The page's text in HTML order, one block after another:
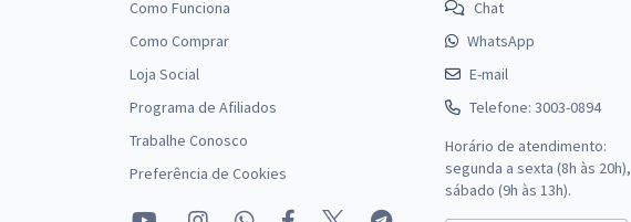
Como Funciona
Como Comprar
Loja Social
Programa de Afiliados
Trabalhe Conosco
Preferência de Cookies
Chat
WhatsApp
E-mail
Telefone: 3003-0894
Horário de atendimento:
segunda a sexta (8h às 20h),
sábado (9h às 13h).